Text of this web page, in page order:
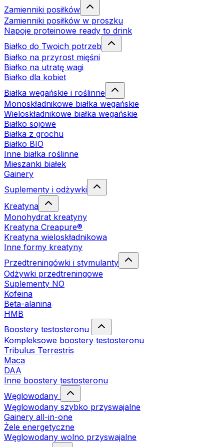
Zamienniki posiłków
Zamienniki posiłków w proszku
Napoje proteinowe ready to drink
Białko do Twoich potrzeb
Białko na przyrost mięśni
Białko na utratę wagi
Białko dla kobiet
Białka wegańskie i roślinne
Monoskładnikowe białka wegańskie
Wieloskładnikowe białka wegańskie
Białko sojowe
Białka z grochu
Białko BIO
Inne białka roślinne
Mieszanki białek
Gainery
Suplementy i odżywki
Kreatyna
Monohydrat kreatyny
Kreatyna Creapure®
Kreatyna wieloskładnikowa
Inne formy kreatyny
Przedtreningówki i stymulanty
Odżywki przedtreningowe
Suplementy NO
Kofeina
Beta-alanina
HMB
Boostery testosteronu
Kompleksowe boostery testosteronu
Tribulus Terrestris
Maca
DAA
Inne boostery testosteronu
Węglowodany
Węglowodany szybko przyswajalne
Gainery all-in-one
Żele energetyczne
Węglowodany wolno przyswajalne